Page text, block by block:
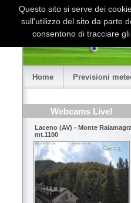
Home Previsioni
Webcams Live!
Laceno (AV) - Monte
mt.1100
Questo sito si serve dei
sull'utilizzo del sito da parte
consentono di tracciare